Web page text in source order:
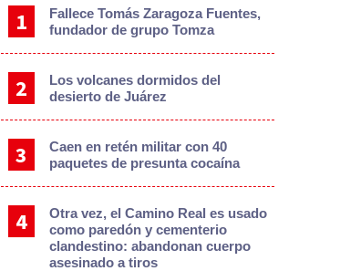
Fallece Tomás Zaragoza Fuentes,
fundador de grupo Tomza
Los volcanes dormidos del
desierto de Juárez
Caen en retén militar con 40
paquetes de presunta cocaína
Otra vez, el Camino Real es usado
como paredón y cementerio
clandestino: abandonan cuerpo
asesinado a tiros